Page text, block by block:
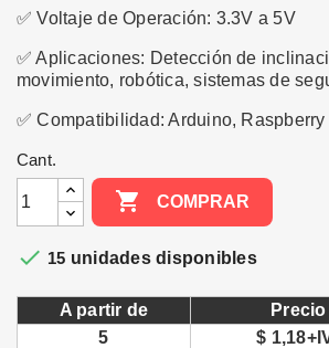
✅ Voltaje de Operación: 3.3V a 5V
✅ Aplicaciones: Detección de
movimiento, robótica, sistemas de
✅ Compatibilidad: Arduino,
Cant.
 COMPRAR
 15 unidades disponibles
A partir de
5
$